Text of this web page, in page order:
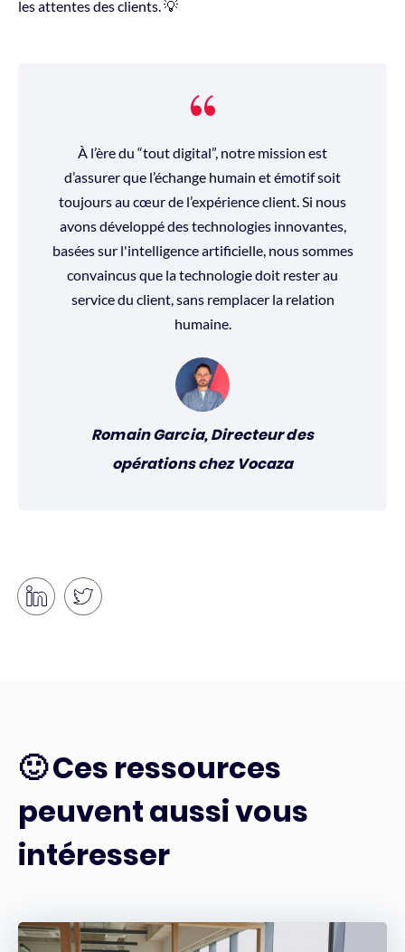
les attentes des clients. 💡
À l’ère du “tout digital”, notre mission est
d’assurer que l’échange humain et émotif soit
toujours au cœur de l’expérience client. Si nous
avons développé des technologies innovantes,
basées sur l'intelligence artificielle, nous sommes
convaincus que la technologie doit rester au
service du client, sans remplacer la relation
humaine.
Romain Garcia, Directeur des
opérations chez Vocaza
🙂 Ces ressources
peuvent aussi vous
intéresser